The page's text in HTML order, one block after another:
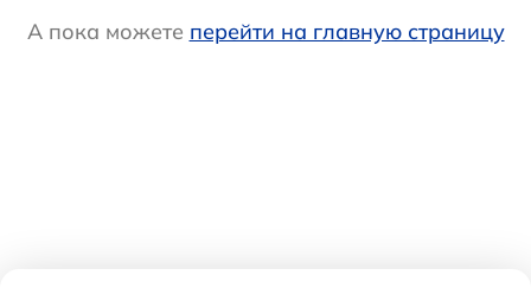
А пока можете перейти на главную страницу